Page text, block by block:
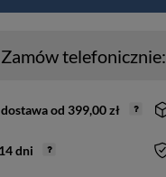
Zamów telefonicznie:
od 399,00 zł
14dni